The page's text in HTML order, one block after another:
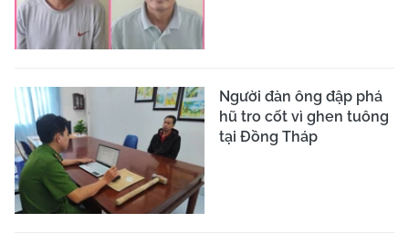
Người đàn ông đập phá
hũ tro cốt vì ghen tuông
tại Đồng Tháp